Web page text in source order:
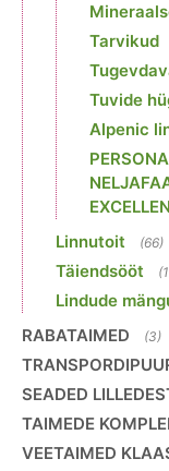
Tarvikud
Tuvide
Alpenic
Linnutoit (66)
Täiendsööt
Lindude
RABATAIMED (3)
SEADED
TAIMEDE
VEETAIMED